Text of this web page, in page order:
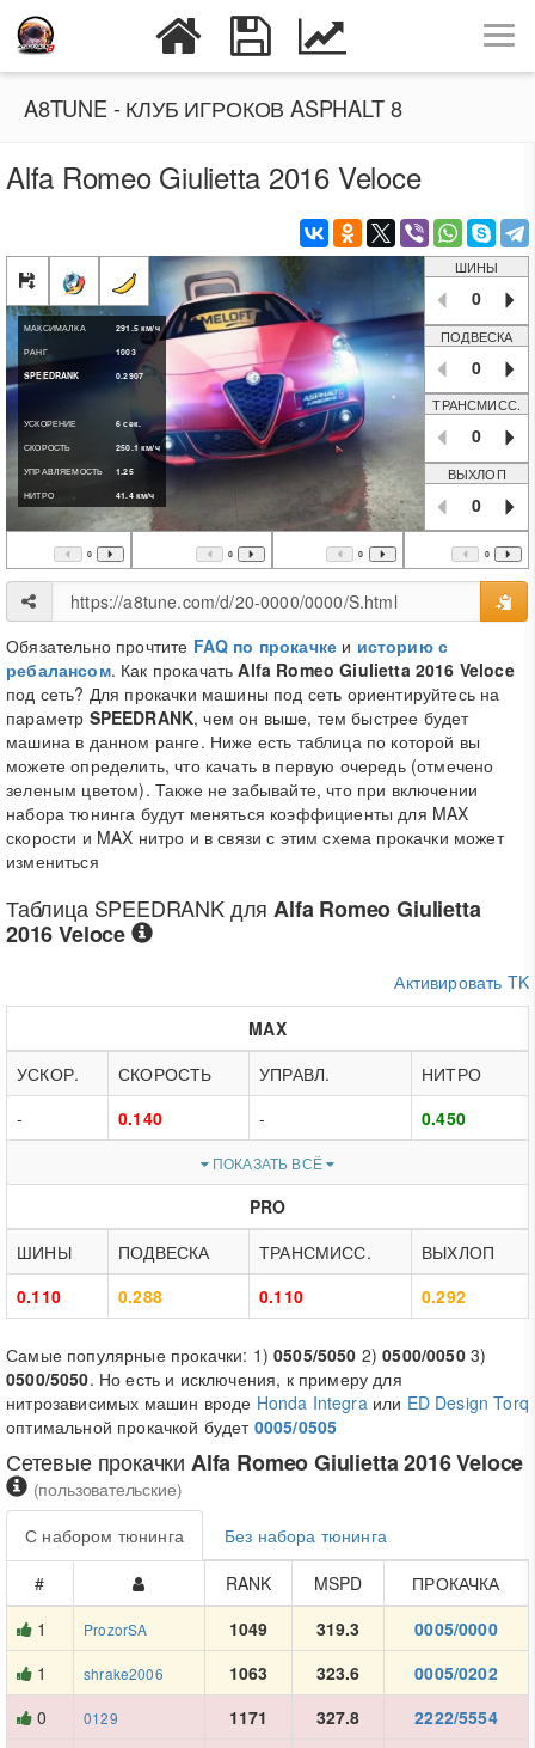
A8TUNE - КЛУБ ИГРОКОВ ASPHALT 8
Alfa Romeo Giulietta 2016 Veloce
МАКСИМАЛКА 291.5км/ч
РАНГ
1003
SPEEDRANK
0.2907
УСКОРЕНИЕ 6 сек.
СКОРОСТЬ
250.1км/ч
УПРАВЛЯЕМОСТЬ
1.25
НИТРО
41.4км/ч
ШИНЫ
0
ПОДВЕСКА
0
ТРАНСМИСС.
0
ВЫХЛОП
0
0 0 0 0
Обязательно прочтите FAQ по прокачке и историю с
ребалансом. Как прокачатьAlfa Romeo Giulietta 2016 Veloce
под сеть? Для прокачки машины под сеть ориентируйтесь на
параметр SPEEDRANK, чем он выше, тем быстрее будет
машина в данном ранге. Ниже есть таблица по которой вы
можете определить, что качать в первую очередь (отмечено
зеленым цветом). Также не забывайте, что при включении
набора тюнинга будут меняться коэффициенты для MAX
скорости и MAX нитро и в связи с этим схема прокачки может
измениться
Таблица SPEEDRANKдля Alfa Romeo Giulietta
2016 Veloce
Активировать TK
MAX
УСКОР.
СКОРОСТЬ УПРАВЛ.
НИТРО
-
0.140 - 0.450
ПОКАЗАТЬ ВСЁ
PRO
ШИНЫ
ПОДВЕСКА ТРАНСМИСС.
ВЫХЛОП
0.110
0.288 0.110 0.292
Самые популярные прокачки: 1)0505/5050 2)0500/00503)
0500/5050. Но есть и исключения, к примеру для
нитрозависимых машин вроде Honda Integraили ED Design Torq
оптимальной прокачкой будет 0005/0505
Сетевые прокачки Alfa Romeo Giulietta 2016 Veloce
(пользовательские)
С набором тюнинга
Без набора тюнинга
#
RANK MSPD
ПРОКАЧКА
1
ProzorSA 1049 319.3
0005/0000
1
shrake2006 1063 323.6
0005/0202
0
0129 1171 327.8
2222/5554